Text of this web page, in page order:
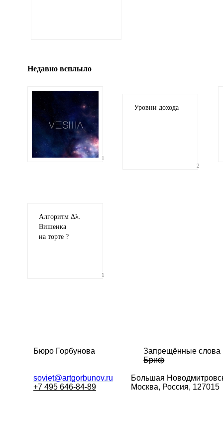
Недавно всплыло
1
Уровни дохода
2
Алгоритм Δλ.
Вишенка
на торте ?
1
Бюро Горбунова
Запрещённые слова
Бриф
soviet@artgorbunov.ru
+7 495 646-84-89
Большая
Москва, Россия, 127015